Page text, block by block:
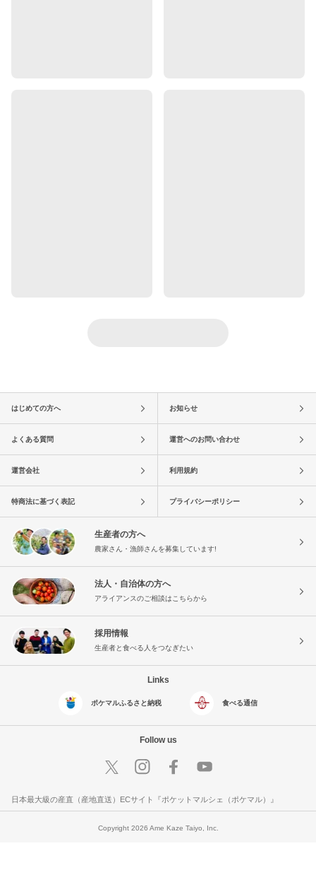
はじめての方へ お知らせ
よくある質問 運営へのお問い合わせ
運営会社 利用規約
特商法に基づく表記 プライバシーポリシー
生産者の方へ
農家さん・漁師さんを募集しています!
法人・自治体の方へ
アライアンスのご相談はこちらから
採用情報
生産者と食べる人をつなぎたい
Links
ポケマルふるさと納税 食べる通信
Follow us
日本最大級の産直（産地直送）ECサイト『ポケットマルシェ（ポケマル）』
Copyright 2026 Ame Kaze Taiyo, Inc.